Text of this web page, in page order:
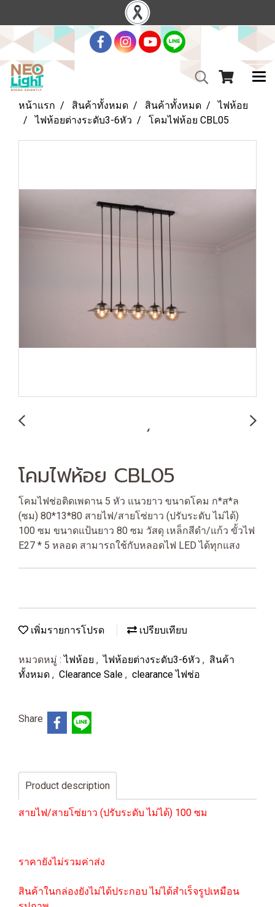
หน้าแรก สินค้าทั้งหมด สินค้าทั้งหมด
ไฟห้อย
ไฟห้อยต่างระดับ3-6หัว
โคมไฟห้อย CBL05
โคมไฟห้อย CBL05
โคมไฟช่อติดเพดาน 5 หัว แนวยาว ขนาดโคม ก*ส*ล
(ซม) 80*13*80 สายไฟ/สายโซ่ยาว (ปรับระดับ ไม่ได้)
100 ซม ขนาดแป้นยาว 80 ซม วัสดุ เหล็กสีดำ/แก้ว ขั้วไฟ
E27 * 5 หลอด สามารถใช้กับหลอดไฟ LED ได้ทุกแสง
เพิ่มรายการโปรด เปรียบเทียบ
หมวดหมู่ :ไฟห้อย , ไฟห้อยต่างระดับ3-6หัว , สินค้า
ทั้งหมด , Clearance Sale , clearance ไฟช่อ
Share
Product description
สายไฟ/สายโซ่ยาว (ปรับระดับ ไม่ได้) 100 ซม
ราคายังไม่รวมค่าส่ง
สินค้าในกล่องยังไม่ได้ประกอบ ไม่ได้สำเร็จรูปเหมือน